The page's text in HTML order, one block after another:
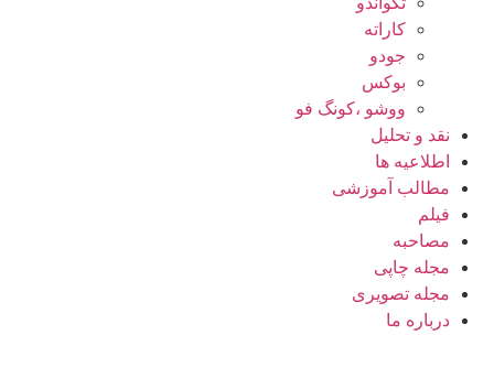
کاراته
جودو
بوکس
ووشو ،کونگ فو
نقد و تحلیل
اطلاعیه ها
مطالب آموزشی
فیلم
مصاحبه
مجله چاپی
مجله تصویری
درباره ما